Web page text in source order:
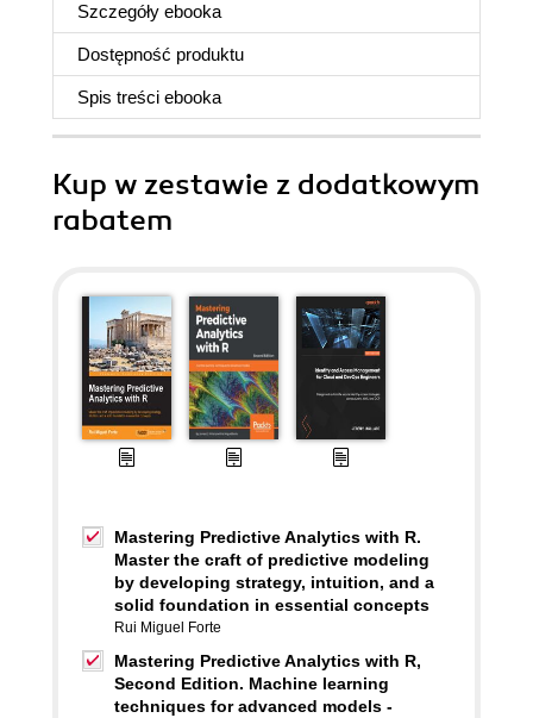
Szczegóły ebooka
Dostępność produktu
Spis treści ebooka
Kup w zestawie z dodatkowym
rabatem
Mastering Predictive Analytics with R.
Master the craft of predictive modeling
by developing strategy, intuition, and a
solid foundation in essential concepts
Rui Miguel Forte
Mastering Predictive Analytics with R,
Second Edition. Machine learning
techniques for advanced models -